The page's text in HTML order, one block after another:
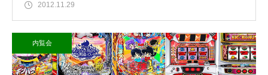
2012.11.29
内覧会